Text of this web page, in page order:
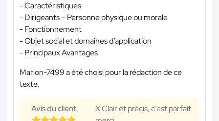
- Caractéristiques
- Dirigeants – Personne physique ou morale
- Fonctionnement
- Objet social et domaines d’application
- Principaux Avantages
Marion-7499 a été choisi pour la rédaction de ce
texte.
Avis du client
X Clair et précis, c'est parfait